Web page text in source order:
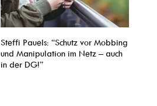
Steffi Pauels: “Schutz vor Mobbing
und Manipulation im Netz – auch
in der DG!”